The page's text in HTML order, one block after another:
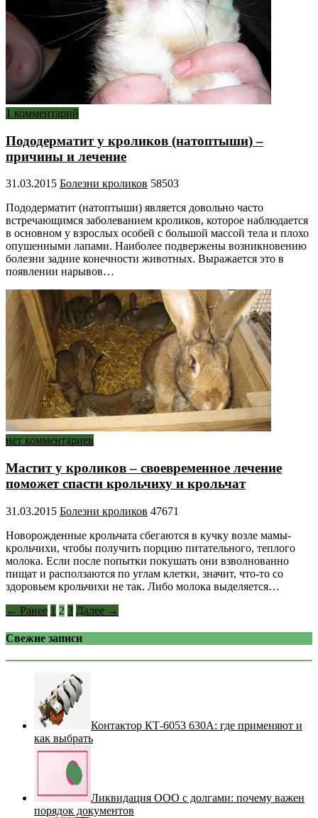
1 комментарий
Пододерматит у кроликов (натоптыши) –
причины и лечение
31.03.2015 Болезни кроликов 58503
Пододерматит (натоптыши) является довольно часто
встречающимся заболеванием кроликов, которое наблюдается
в основном у взрослых особей с большой массой тела и плохо
опушенными лапами. Наиболее подвержены возникновению
болезни задние конечности животных. Выражается это в
появлении нарывов…
нет комментариев
Мастит у кроликов – своевременное лечение
поможет спасти крольчиху и крольчат
31.03.2015 Болезни кроликов 47671
Новорожденные крольчата сбегаются в кучку возле мамы-
крольчихи, чтобы получить порцию питательного, теплого
молока. Если после попытки покушать они взволнованно
пищат и расползаются по углам клетки, значит, что-то со
здоровьем крольчихи не так. Либо молока выделяется…
← Ранее 1 2 3 Далее →
Свежие записи
Контактор КТ-6053 630А: где применяют и
как выбрать
Ликвидация ООО с долгами: почему важен
порядок документов